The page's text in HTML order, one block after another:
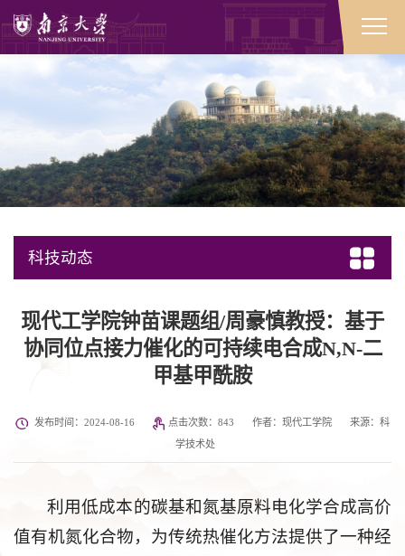
科技动态
​现代工学院钟苗课题组/周豪慎教授：基于
协同位点接力催化的可持续电合成N,N-二
甲基甲酰胺
发布时间：2024-08-16 点击次数：843 作者：现代工学院
来源：科
学技术处
利用低成本的碳基和氮基原料电化学合成高价
值有机氮化合物，为传统热催化方法提供了一种经